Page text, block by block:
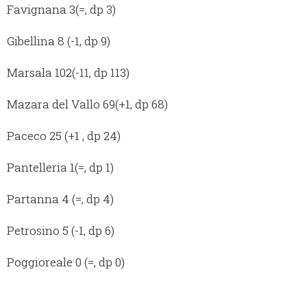
Favignana 3(=, dp 3)
Gibellina 8 (-1, dp 9)
Marsala 102(-11, dp 113)
Mazara del Vallo 69(+1, dp 68)
Paceco 25 (+1 , dp 24)
Pantelleria 1(=, dp 1)
Partanna 4 (=, dp 4)
Petrosino 5 (-1, dp 6)
Poggioreale 0 (=, dp 0)